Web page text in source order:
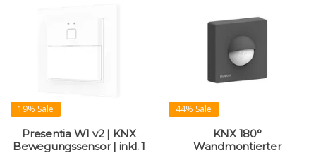
19% Sale
Presentia W1 v2 | KNX
Bewegungssensor | inkl. 1
44% Sale
KNX 180°
Wandmontierter